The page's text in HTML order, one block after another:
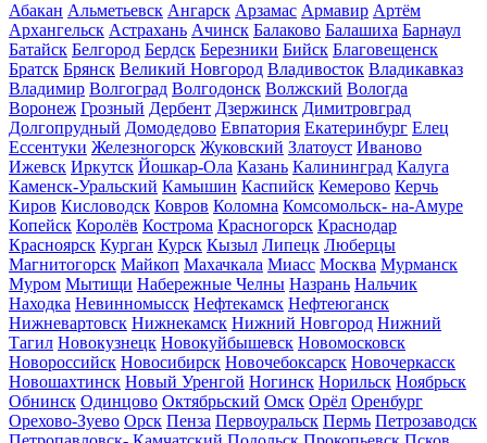
Абакан Альметьевск Ангарск Арзамас Армавир Артём
Архангельск Астрахань Ачинск Балаково Балашиха Барнаул
Батайск Белгород Бердск Березники Бийск Благовещенск
Братск Брянск Великий Новгород Владивосток Владикавказ
Владимир Волгоград Волгодонск Волжский Вологда
Воронеж Грозный Дербент Дзержинск Димитровград
Долгопрудный Домодедово Евпатория Екатеринбург Елец
Ессентуки Железногорск Жуковский Златоуст Иваново
Ижевск Иркутск Йошкар-Ола Казань Калининград Калуга
Каменск-Уральский Камышин Каспийск Кемерово Керчь
Киров Кисловодск Ковров Коломна Комсомольск- на-Амуре
Копейск Королёв Кострома Красногорск Краснодар
Красноярск Курган Курск Кызыл Липецк Люберцы
Магнитогорск Майкоп Махачкала Миасс Москва Мурманск
Муром Мытищи Набережные Челны Назрань Нальчик
Находка Невинномысск Нефтекамск Нефтеюганск
Нижневартовск Нижнекамск Нижний Новгород Нижний
Тагил Новокузнецк Новокуйбышевск Новомосковск
Новороссийск Новосибирск Новочебоксарск Новочеркасск
Новошахтинск Новый Уренгой Ногинск Норильск Ноябрьск
Обнинск Одинцово Октябрьский Омск Орёл Оренбург
Орехово-Зуево Орск Пенза Первоуральск Пермь Петрозаводск